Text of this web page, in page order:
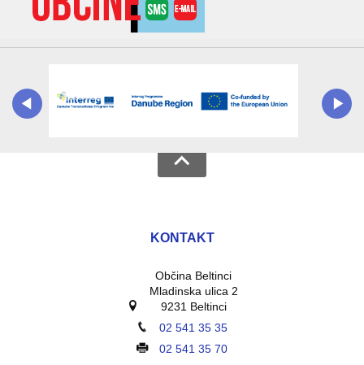
KONTAKT
Občina Beltinci
Mladinska ulica 2
9231 Beltinci
02 541 35 35
02 541 35 70